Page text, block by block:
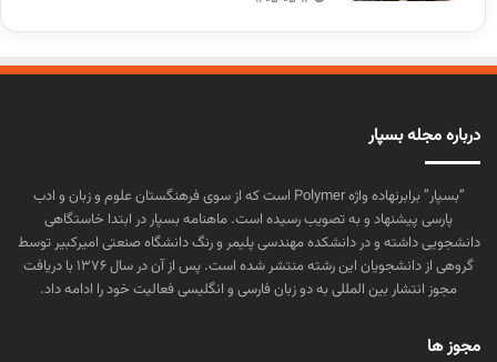
درباره مجله بسپار
“بسپار” برابرنهاده واژه Polymer است که از سوی فرهنگستان علوم و زبان و ادب
پارسی پیشنهاد و به تصویب رسیده است. ماهنامه بسپار در ابتدا خاستگاهی
دانشجویی داشته و در دانشکده مهندسی پلیمر و رنگ دانشگاه صنعتی امیرکبیر توسط
گروهی از دانشجویان این رشته منتشر شده است. پس از آن در سال ۱۳۷۶ با دریافت
مجوز انتشار بین المللی به دو زبان فارسی و انگلیسی فعالیت خود را ادامه داد.
مجوز ها